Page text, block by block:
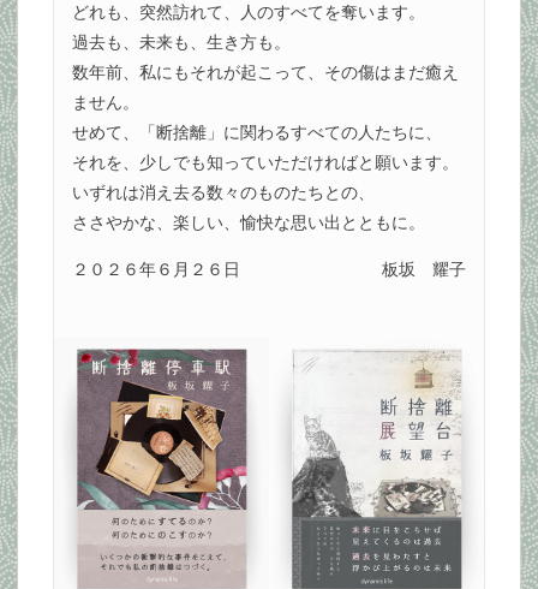
どれも、突然訪れて、人のすべてを奪います。
過去も、未来も、生き方も。
数年前、私にもそれが起こって、その傷はまだ癒え
ません。
せめて、「断捨離」に関わるすべての人たちに、
それを、少しでも知っていただければと願います。
いずれは消え去る数々のものたちとの、
ささやかな、楽しい、愉快な思い出とともに。
２０２６年６月２６日 板坂 耀子